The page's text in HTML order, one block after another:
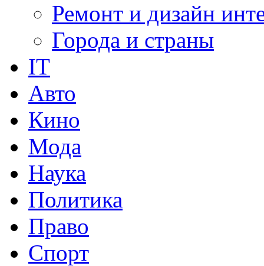
Ремонт и дизайн
Города и страны
IT
Авто
Кино
Мода
Наука
Политика
Право
Спорт